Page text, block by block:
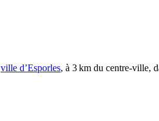
ville d’Esporles, à 3 km du centre-ville,